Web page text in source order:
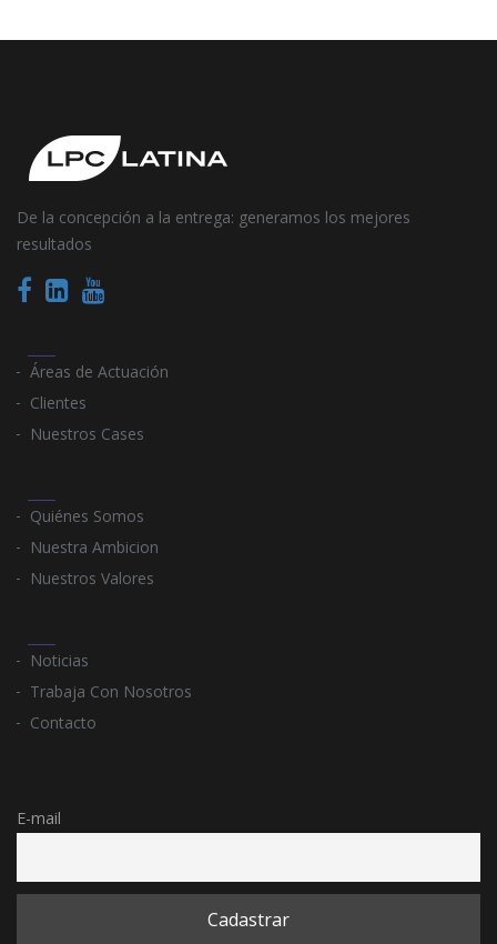
De la concepción a la entrega: generamos los mejores
resultados
Áreas de Actuación
Clientes
Nuestros Cases
Quiénes Somos
Nuestra Ambicion
Nuestros Valores
Noticias
Trabaja Con Nosotros
Contacto
E-mail